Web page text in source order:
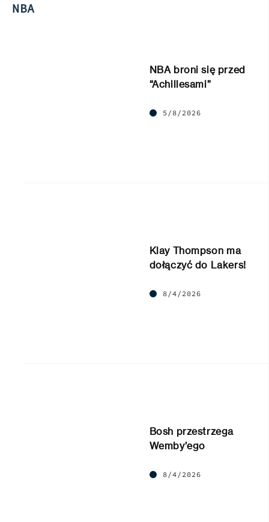
NBA
NBA broni się przed
“Achillesami”
5/8/2026
Klay Thompson ma
dołączyć do Lakers!
8/4/2026
Bosh przestrzega
Wemby’ego
8/4/2026